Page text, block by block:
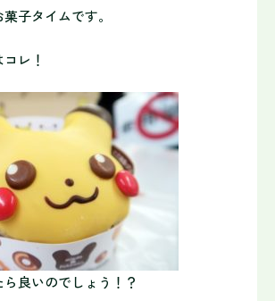
子タイムです。
レ！
良いのでしょう！？